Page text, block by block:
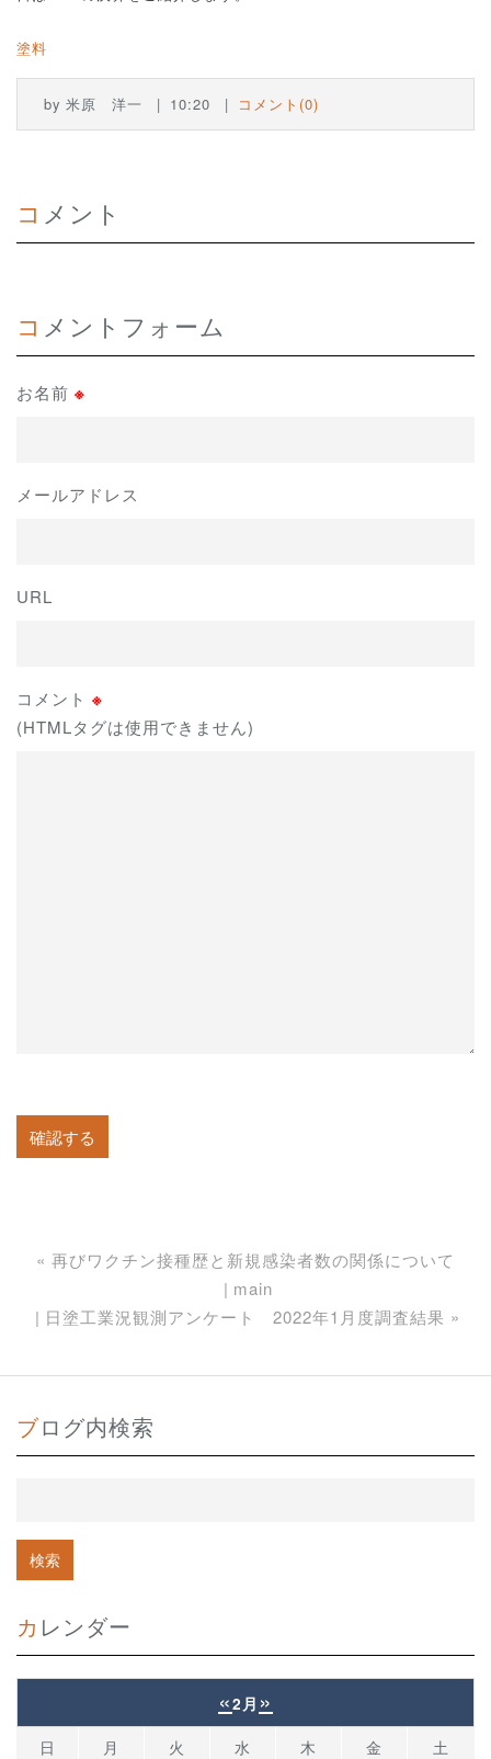
塗料
by 米原 洋一 10:20 コメント(0)
コメント
コメントフォーム
お名前 ※
メールアドレス
URL
コメント ※
(HTMLタグは使用できません)
« 再びワクチン接種歴と新規感染者数の関係について
main
日塗工業況観測アンケート 2022年1月度調査結果 »
ブログ内検索
カレンダー
«2月 »
日 月 火 水 木 金
土